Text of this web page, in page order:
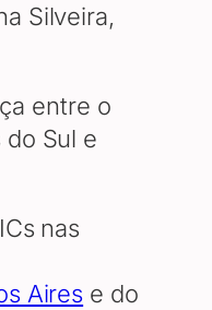
Silveira,
entre o
Sul e
nas
Aires e do